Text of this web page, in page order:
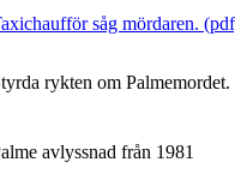
såg mördaren.
rykten om Palmemordet.
avlyssnad från 1981